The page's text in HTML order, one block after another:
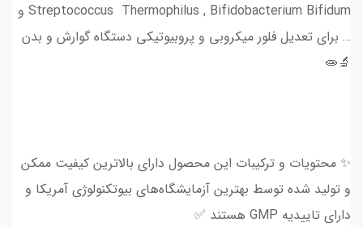
Streptococcus Thermophilus , Bifidobacterium Bifidum و
… برای تعدیل فلور میکروبی و پروبیوتیکی دستگاه گوارش و بدن
🔬🧫
✨ محتویات و ترکیبات این محصول دارای بالاترین کیفیت ممکن
و تولید شده توسط بهترین آزمایشگاه‌های بیوتکنولوژی آمریکا و
دارای تاییدیه GMP هستند ✅